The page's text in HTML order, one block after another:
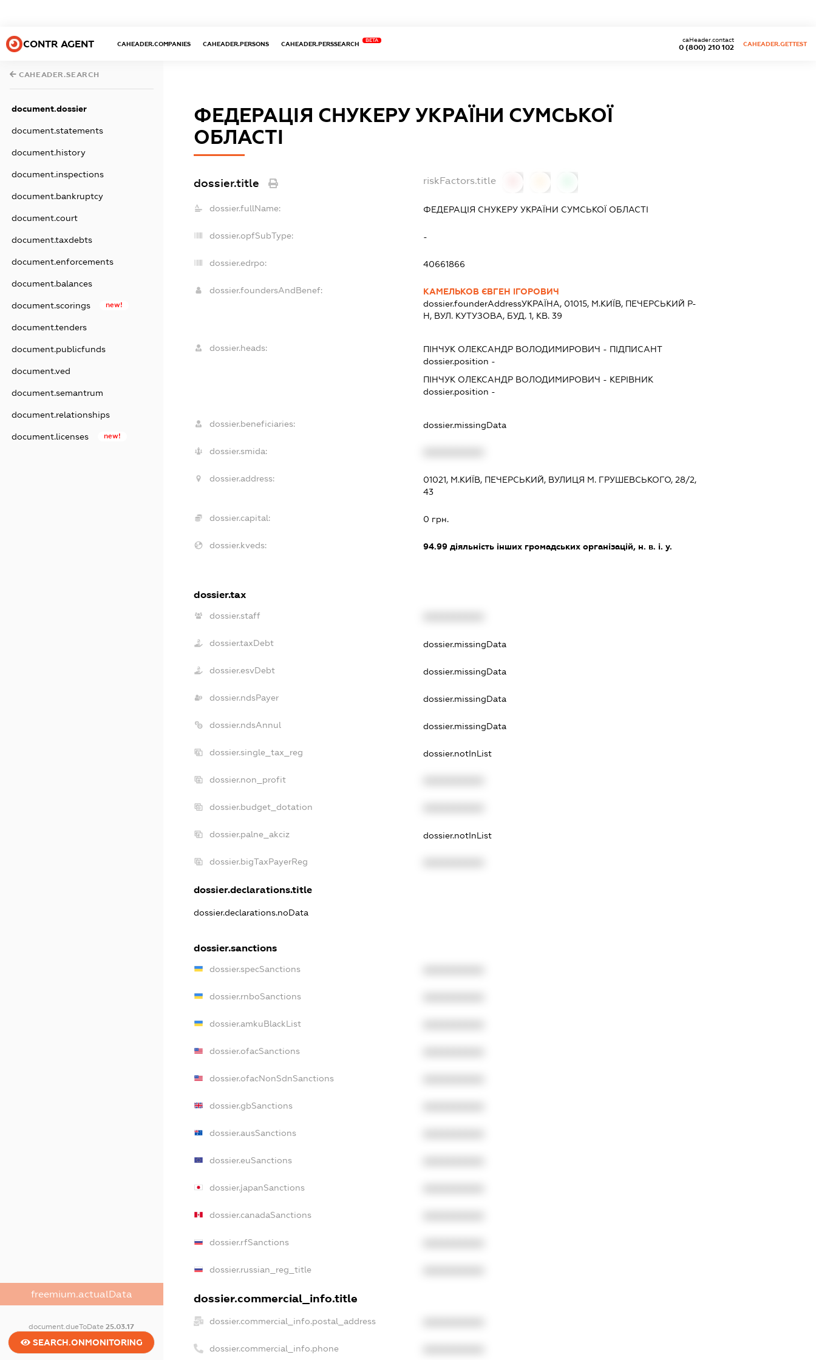
CONTR AGENT CAHEADER.COMPANIES CAHEADER.PERSONS CAHEADER.PERSSEARCH
BETA
0 (800) 210 102
caHeader.contact
CAHEADER.GETTEST
CAHEADER.SEARCH
document.dossier
document.statements
document.history
document.inspections
document.bankruptcy
document.court
document.taxdebts
document.enforcements
document.balances
document.scorings new!
document.tenders
document.publicfunds
document.ved
document.semantrum
document.relationships
document.licenses new!
freemium.actualData
document.dueToDate25.03.17
SEARCH.ONMONITORING
ФЕДЕРАЦІЯ СНУКЕРУ УКРАЇНИ СУМСЬКОЇ
ОБЛАСТІ
dossier.title riskFactors.title
dossier.fullName: ФЕДЕРАЦІЯ СНУКЕРУ УКРАЇНИ СУМСЬКОЇ ОБЛАСТІ
dossier.opfSubType: -
dossier.edrpo: 40661866
dossier.foundersAndBenef:
КАМЕЛЬКОВ ЄВГЕН ІГОРОВИЧ
dossier.founderAddressУКРАЇНА, 01015, М.КИЇВ, ПЕЧЕРСЬКИЙ Р-
Н, ВУЛ. КУТУЗОВА, БУД. 1, КВ. 39
dossier.heads: ПІНЧУК ОЛЕКСАНДР ВОЛОДИМИРОВИЧ - ПІДПИСАНТ
dossier.position -
ПІНЧУК ОЛЕКСАНДР ВОЛОДИМИРОВИЧ - КЕРІВНИК
dossier.position -
dossier.beneficiaries: dossier.missingData
dossier.smida:
dossier.address:
01021, М.КИЇВ, ПЕЧЕРСЬКИЙ, ВУЛИЦЯ М. ГРУШЕВСЬКОГО, 28/2,
43
dossier.capital: 0 грн.
dossier.kveds: 94.99 діяльність інших громадських організацій, н. в. і. у.
dossier.tax
dossier.staff
dossier.taxDebt dossier.missingData
dossier.esvDebt dossier.missingData
dossier.ndsPayer dossier.missingData
dossier.ndsAnnul dossier.missingData
dossier.single_tax_reg dossier.notInList
dossier.non_profit
dossier.budget_dotation
dossier.palne_akciz dossier.notInList
dossier.bigTaxPayerReg
dossier.declarations.title
dossier.declarations.noData
dossier.sanctions
dossier.specSanctions
dossier.rnboSanctions
dossier.amkuBlackList
dossier.ofacSanctions
dossier.ofacNonSdnSanctions
dossier.gbSanctions
dossier.ausSanctions
dossier.euSanctions
dossier.japanSanctions
dossier.canadaSanctions
dossier.rfSanctions
dossier.russian_reg_title
dossier.commercial_info.title
dossier.commercial_info.postal_address
dossier.commercial_info.phone